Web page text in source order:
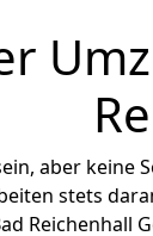
aber keine
stets
Reichenhall